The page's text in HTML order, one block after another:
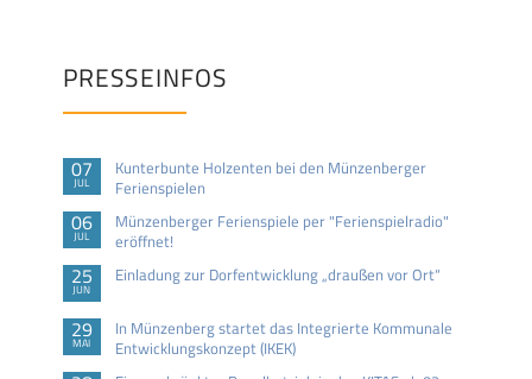
PRESSEINFOS
07
JUL
Kunterbunte Holzenten bei den Münzenberger
Ferienspielen
06
JUL
Münzenberger Ferienspiele per "Ferienspielradio"
eröffnet!
25
JUN
Einladung zur Dorfentwicklung „draußen vor Ort“
29
MAI
In Münzenberg startet das Integrierte Kommunale
Entwicklungskonzept (IKEK)